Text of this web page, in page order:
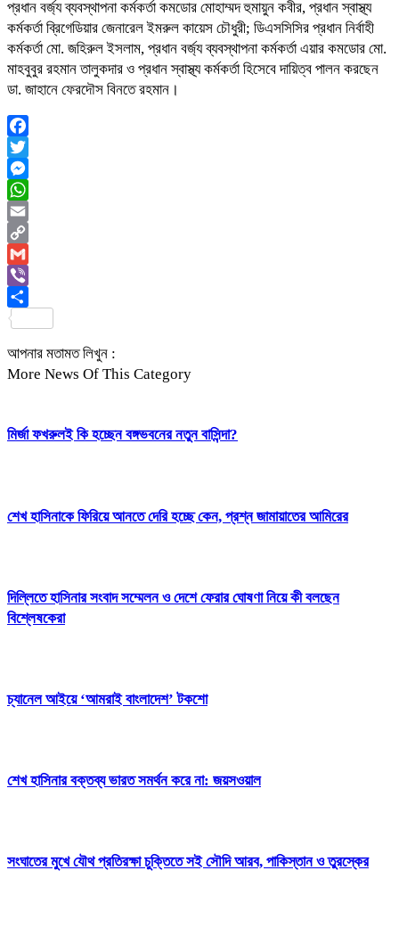
প্রধান বর্জ্য ব্যবস্থাপনা কর্মকর্তা কমডোর মোহাম্মদ হুমায়ুন কবীর, প্রধান স্বাস্থ্য
কর্মকর্তা ব্রিগেডিয়ার জেনারেল ইমরুল কায়েস চৌধুরী; ডিএসসিসির প্রধান নির্বাহী
কর্মকর্তা মো. জহিরুল ইসলাম, প্রধান বর্জ্য ব্যবস্থাপনা কর্মকর্তা এয়ার কমডোর মো.
মাহবুবুর রহমান তালুকদার ও প্রধান স্বাস্থ্য কর্মকর্তা হিসেবে দায়িত্ব পালন করছেন
ডা. জাহানে ফেরদৌস বিনতে রহমান।
Facebook
Twitter
Messenger
WhatsApp
Email
Copy
Link
Gmail
Viber
আপনার মতামত লিখুন :
More News Of This Category
মির্জা ফখরুলই কি হচ্ছেন বঙ্গভবনের নতুন বাসিন্দা?
শেখ হাসিনাকে ফিরিয়ে আনতে দেরি হচ্ছে কেন, প্রশ্ন জামায়াতের আমিরের
দিল্লিতে হাসিনার সংবাদ সম্মেলন ও দেশে ফেরার ঘোষণা নিয়ে কী বলছেন
বিশ্লেষকেরা
চ্যানেল আইয়ে ‘আমরাই বাংলাদেশ’ টকশো
শেখ হাসিনার বক্তব্য ভারত সমর্থন করে না: জয়সওয়াল
সংঘাতের মুখে যৌথ প্রতিরক্ষা চুক্তিতে সই সৌদি আরব, পাকিস্তান ও তুরস্কের